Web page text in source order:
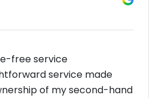
free service
service made
of my second-hand